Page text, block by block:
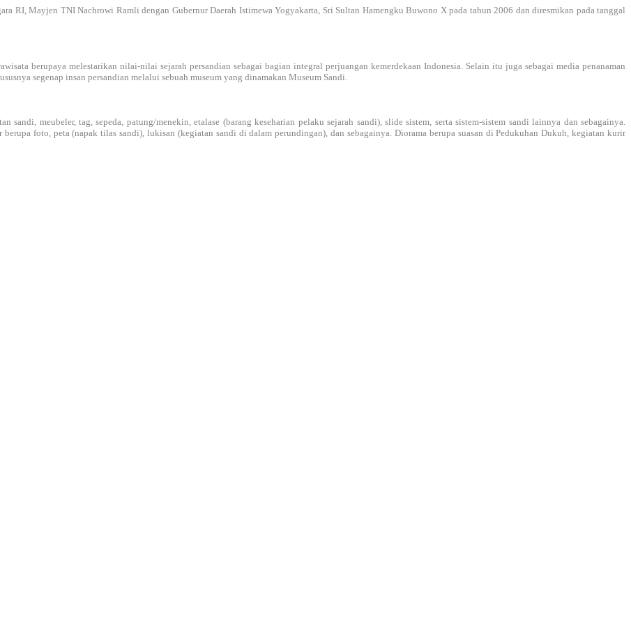
RI, Mayjen TNI Nachrowi Ramli dengan Gubernur Daerah Istimewa Yogyakarta, Sri Sultan Hamengku Buwono X pada tahun 2006 dan diresmikan pada tanggal
berupaya melestarikan nilai-nilai sejarah persandian sebagai bagian integral perjuangan kemerdekaan Indonesia. Selain itu juga sebagai media penanaman
segenap insan persandian melalui sebuah museum yang dinamakan Museum Sandi.
meubeler, tag, sepeda, patung/menekin, etalase (barang keseharian pelaku sejarah sandi), slide sistem, serta sistem-sistem sandi lainnya dan sebagainya.
foto, peta (napak tilas sandi), lukisan (kegiatan sandi di dalam perundingan), dan sebagainya. Diorama berupa suasan di Pedukuhan Dukuh, kegiatan kurir